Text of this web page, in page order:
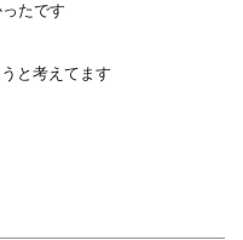
たです
と考えてます